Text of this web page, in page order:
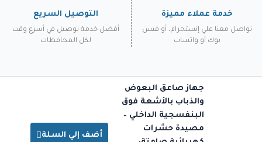
خدمة عملاء مميزة
تواصل معنا علي إنستجرام، أو فيس
بوك أو واتساب
التوصيل السريع
أفضل خدمة توصيل في أسرع وقت
لكل المحافظات
جهاز صاعق البعوض
والذباب بالأشعة فوق
البنفسجية الداخلي –
مصيدة حشرات
أضف إلي السلة